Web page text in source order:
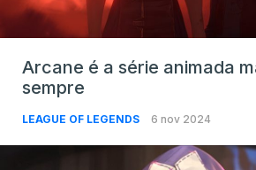
Arcane é a série animada
sempre
LEAGUE OF LEGENDS 6 nov 2024